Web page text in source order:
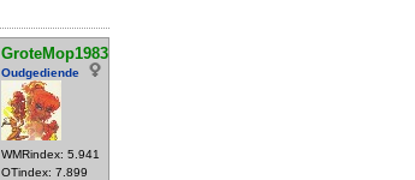
GroteMop1983
Oudgediende
WMRindex: 5.941
OTindex: 7.899